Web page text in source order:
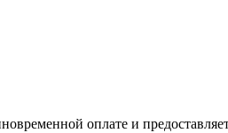
оплате и